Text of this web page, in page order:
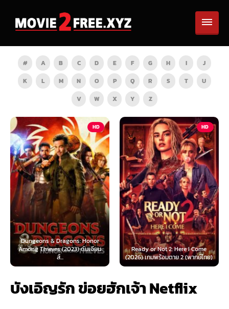
# A B C D E F G H I
J
K
L M N O P Q R S T
U
V
W X Y Z
HD
Dragons: Honor
(2023) ดันเจียน
HD
Ready or Not 2: Here I Come
(2026) เกมพร้อมตาย 2 (พากย์ไทย)
Now You See
(2025) อาช
บังเอิญรัก ข่อยฮักเจ้า Netflix